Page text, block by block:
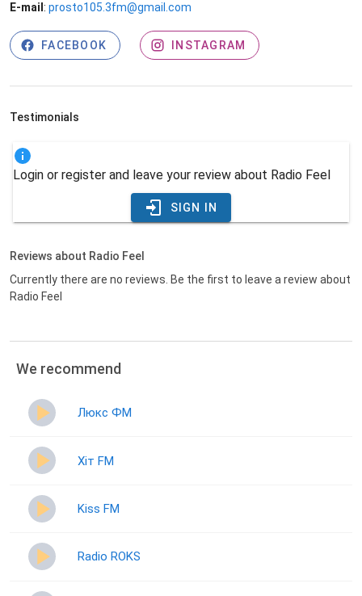
E-mail : prosto105.3fm@gmail.com
FACEBOOK INSTAGRAM
Testimonials
Login or register and leave your review about Radio Feel
SIGN IN
Reviews about Radio Feel
Currently there are no reviews. Be the first to leave a review about
Radio Feel
We recommend
Люкс ФМ
Хіт FM
Kiss FM
Radio ROKS